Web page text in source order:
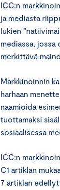
ICC:n
ja mediasta
lukien
mediassa,
merkittävä
Markkinoinnin
harhaan
naamioida
tuottamaksi
sosiaalisessa
ICC:n
C1 artiklan
7 artiklan